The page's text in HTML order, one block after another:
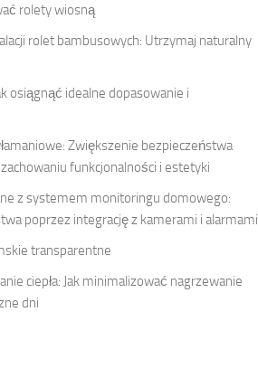
rolety wiosną
rolet bambusowych: Utrzymaj naturalny
osiągnąć idealne dopasowanie i
Zwiększenie bezpieczeństwa
funkcjonalności i estetyki
z systemem monitoringu domowego:
poprzez integrację z kamerami i alarmami
transparentne
ciepła: Jak minimalizować nagrzewanie
dni